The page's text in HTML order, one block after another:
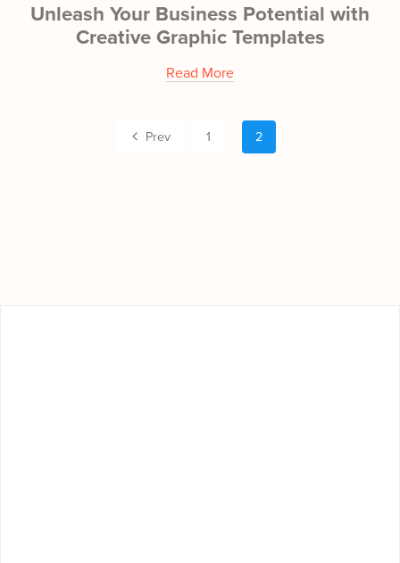
Unleash Your Business Potential with
Creative Graphic Templates
Read More
Prev 1 2